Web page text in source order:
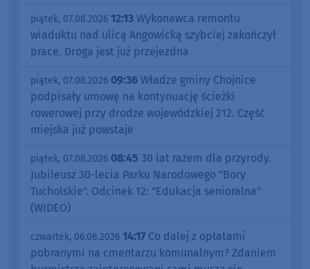
piątek, 07.08.2026 12:13 Wykonawca remontu
wiaduktu nad ulicą Angowicką szybciej zakończył
prace. Droga jest już przejezdna
piątek, 07.08.2026 09:36 Władze gminy Chojnice
podpisały umowę na kontynuację ścieżki
rowerowej przy drodze wojewódzkiej 212. Część
miejska już powstaje
piątek, 07.08.2026 08:45 30 lat razem dla przyrody.
Jubileusz 30-lecia Parku Narodowego "Bory
Tucholskie". Odcinek 12: "Edukacja senioralna"
(WIDEO)
czwartek, 06.08.2026 14:17 Co dalej z opłatami
pobranymi na cmentarzu komunalnym? Zdaniem